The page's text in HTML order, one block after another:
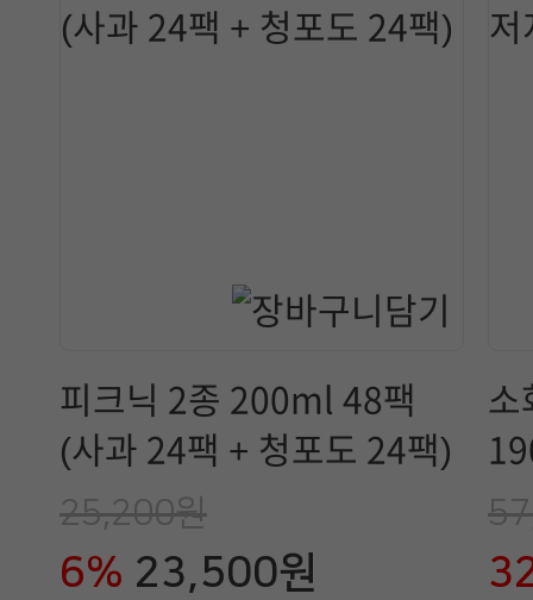
피크닉 2종 200ml 48팩
(사과 24팩 + 청포도 24팩)
25,200원
6% 23,500원
소